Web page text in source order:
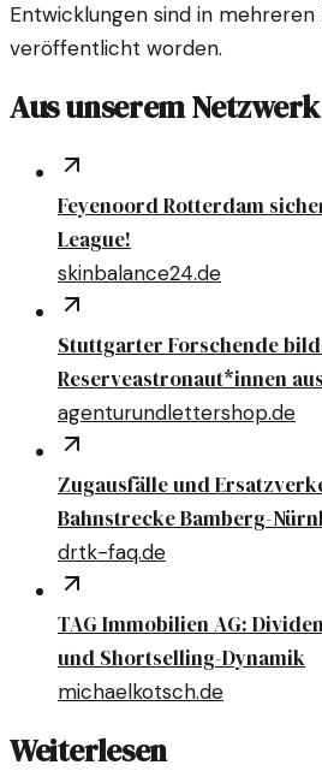
Entwicklungen sind in
veröffentlicht worden.
Aus unserem Netzwerk
Feyenoord Rotterdam
League!
skinbalance24.de
Stuttgarter Forschende
Reserveastronaut*innen aus
agenturundlettershop.de
Zugausfälle und
Bahnstrecke Bamberg-
drtk-faq.de
TAG Immobilien AG:
und Shortselling-Dynamik
michaelkotsch.de
Weiterlesen